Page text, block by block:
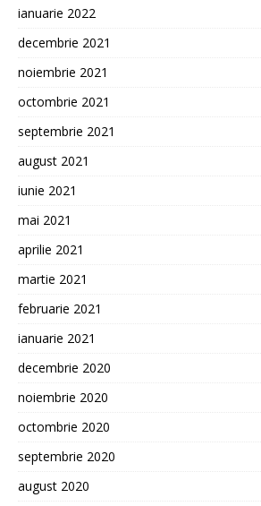
ianuarie 2022
decembrie 2021
noiembrie 2021
octombrie 2021
septembrie 2021
august 2021
iunie 2021
mai 2021
aprilie 2021
martie 2021
februarie 2021
ianuarie 2021
decembrie 2020
noiembrie 2020
octombrie 2020
septembrie 2020
august 2020